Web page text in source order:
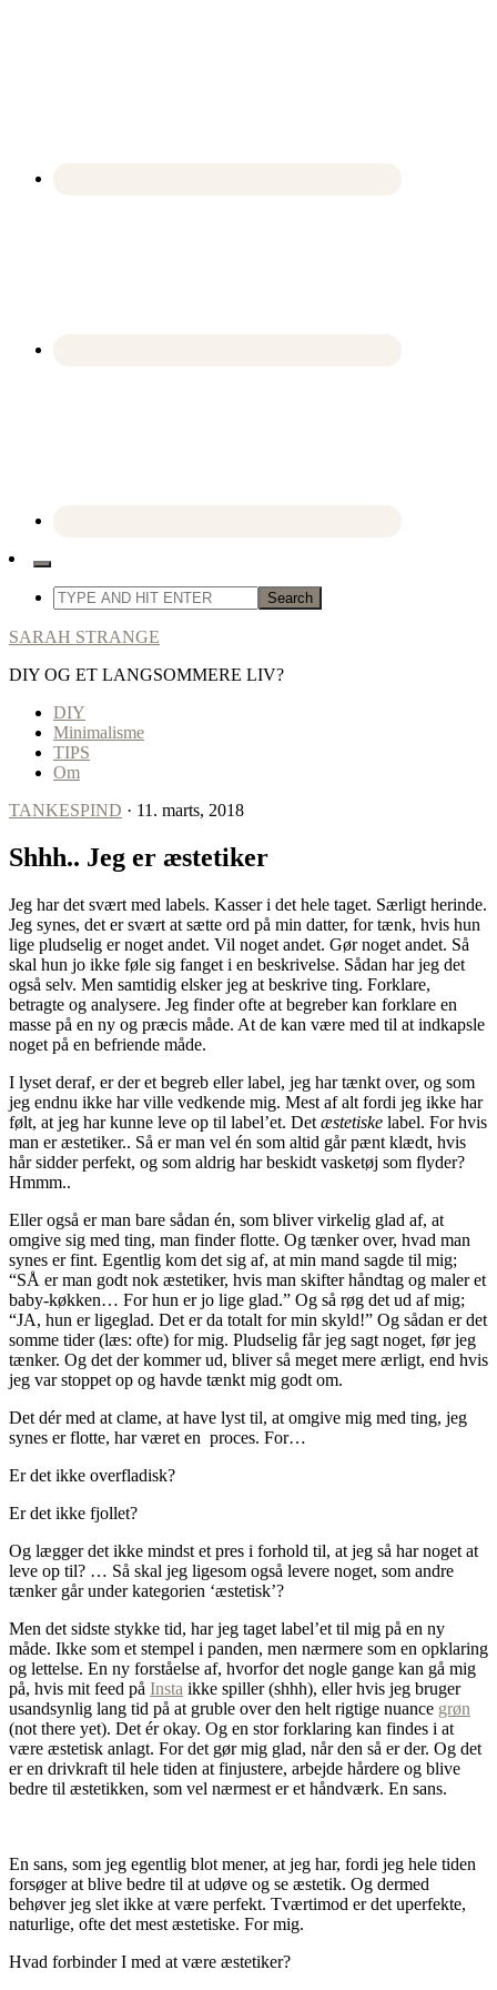
SARAH STRANGE
DIY OG ET LANGSOMMERE LIV?
DIY
Minimalisme
TIPS
Om
TANKESPIND · 11. marts, 2018
Shhh.. Jeg er æstetiker
Jeg har det svært med labels. Kasser i det hele taget. Særligt herinde.
Jeg synes, det er svært at sætte ord på min datter, for tænk, hvis hun
lige pludselig er noget andet. Vil noget andet. Gør noget andet. Så
skal hun jo ikke føle sig fanget i en beskrivelse. Sådan har jeg det
også selv. Men samtidig elsker jeg at beskrive ting. Forklare,
betragte og analysere. Jeg finder ofte at begreber kan forklare en
masse på en ny og præcis måde. At de kan være med til at indkapsle
noget på en befriende måde.
I lyset deraf, er der et begreb eller label, jeg har tænkt over, og som
jeg endnu ikke har ville vedkende mig. Mest af alt fordi jeg ikke har
følt, at jeg har kunne leve op til label’et. Det æstetiske label. For hvis
man er æstetiker.. Så er man vel én som altid går pænt klædt, hvis
hår sidder perfekt, og som aldrig har beskidt vasketøj som flyder?
Hmmm..
Eller også er man bare sådan én, som bliver virkelig glad af, at
omgive sig med ting, man finder flotte. Og tænker over, hvad man
synes er fint. Egentlig kom det sig af, at min mand sagde til mig;
“SÅ er man godt nok æstetiker, hvis man skifter håndtag og maler et
baby-køkken… For hun er jo lige glad.” Og så røg det ud af mig;
“JA, hun er ligeglad. Det er da totalt for min skyld!” Og sådan er det
somme tider (læs: ofte) for mig. Pludselig får jeg sagt noget, før jeg
tænker. Og det der kommer ud, bliver så meget mere ærligt, end hvis
jeg var stoppet op og havde tænkt mig godt om.
Det dér med at clame, at have lyst til, at omgive mig med ting, jeg
synes er flotte, har været en proces. For…
Er det ikke overfladisk?
Er det ikke fjollet?
Og lægger det ikke mindst et pres i forhold til, at jeg så har noget at
leve op til? … Så skal jeg ligesom også levere noget, som andre
tænker går under kategorien ‘æstetisk’?
Men det sidste stykke tid, har jeg taget label’et til mig på en ny
måde. Ikke som et stempel i panden, men nærmere som en opklaring
og lettelse. En ny forståelse af, hvorfor det nogle gange kan gå mig
på, hvis mit feed på Insta ikke spiller (shhh), eller hvis jeg bruger
usandsynlig lang tid på at gruble over den helt rigtige nuance grøn
(not there yet). Det ér okay. Og en stor forklaring kan findes i at
være æstetisk anlagt. For det gør mig glad, når den så er der. Og det
er en drivkraft til hele tiden at finjustere, arbejde hårdere og blive
bedre til æstetikken, som vel nærmest er et håndværk. En sans.
En sans, som jeg egentlig blot mener, at jeg har, fordi jeg hele tiden
forsøger at blive bedre til at udøve og se æstetik. Og dermed
behøver jeg slet ikke at være perfekt. Tværtimod er det uperfekte,
naturlige, ofte det mest æstetiske. For mig.
Hvad forbinder I med at være æstetiker?